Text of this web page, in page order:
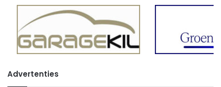
Advertenties